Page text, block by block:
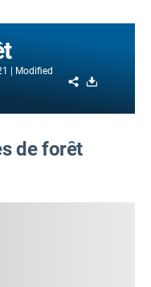
Modified
Share
de forêt